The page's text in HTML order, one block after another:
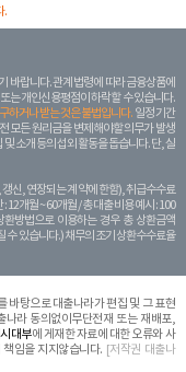
.
바랍니다. 관계 법령에 따라 금융상품에
는 개인신용평점이 하락할 수 있습니다.
하거나 받는 것은 불법입니다. 일정 기간
모든 원리금을 변제해야할 의무가 발생
소개 등의 섭외 활동을 돕습니다. 단, 실
신, 연장되는 계 약에 한함), 취급수수료
개월 ~ 60개월 / 총 대출 비용 예시 : 100
방법으로 이용하는 경우 총 상환금액
수 있습니다.) 채무의 조기 상환수수료율
바탕으로 대출나라가 편집 및 그 표현
나라 동의없이무단전재 또는 재배포,
대부에 게재한 자료에 대한 오류와 사
임을 지지않습니다. [저작권 대출나